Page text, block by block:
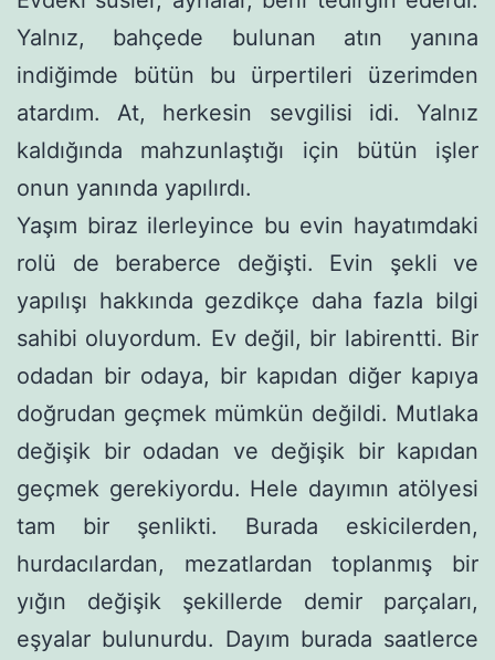
Yalnız, bahçede bulunan atın yanına
indiğimde bütün bu ürpertileri üzerimden
atardım. At, herkesin sevgilisi idi. Yalnız
kaldığında mahzunlaştığı için bütün işler
onun yanında yapılırdı.
Yaşım biraz ilerleyince bu evin hayatımdaki
rolü de beraber­ce değişti. Evin şekli ve
yapılışı hakkında gezdikçe daha fazla bilgi
sahibi oluyordum. Ev değil, bir labirentti. Bir
odadan bir odaya, bir kapıdan diğer kapıya
doğrudan geçmek mümkün de­ğildi. Mutlaka
değişik bir odadan ve değişik bir kapıdan
geçmek gerekiyordu. Hele dayımın atölyesi
tam bir şenlikti. Burada eski­cilerden,
hurdacılardan, mezatlardan toplanmış bir
yığın değişik şekillerde demir parçaları,
eşyalar bulunurdu. Dayım burada saatlerce